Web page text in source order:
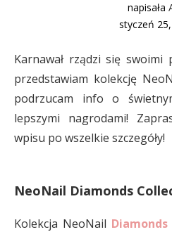
napisała
styczeń
Karnawał rządzi się swoimi
przedstawiam kolekcję
podrzucam info o
lepszymi nagrodami!
wpisu po wszelkie szczegóły!
NeoNail Diamonds
Kolekcja NeoNail